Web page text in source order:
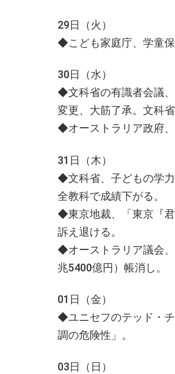
29日（火）
◆こども家庭庁、学童保
30日（水）
◆文科省の有識者会議
変更、大筋了承。文科
◆オーストラリア政府、
31日（木）
◆文科省、子どもの学
全教科で成績下がる。
◆東京地裁、「東京『
訴え退ける。
◆オーストラリア議会
兆5400億円）帳消し。
01日（金）
◆ユニセフのテッド・
調の危険性」。
03日（日）